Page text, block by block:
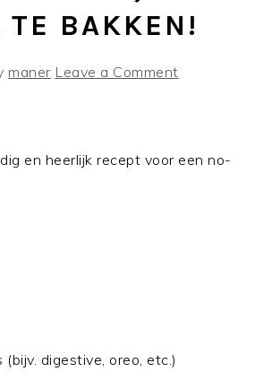
TE BAKKEN!
maner Leave a Comment
en heerlijk recept voor een no-
digestive, oreo, etc.)